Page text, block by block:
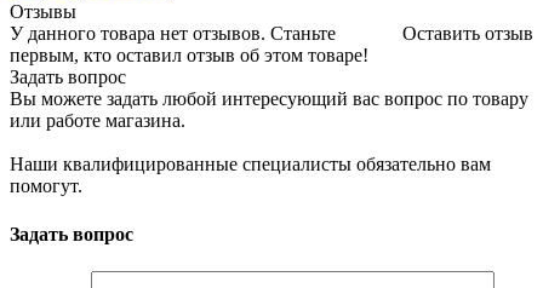
Отзывы
Оставить отзыв
У данного товара нет отзывов. Станьте
первым, кто оставил отзыв об этом товаре!
Задать вопрос
Вы можете задать любой интересующий вас вопрос по товару
или работе магазина.
Наши квалифицированные специалисты обязательно вам
помогут.
Задать вопрос